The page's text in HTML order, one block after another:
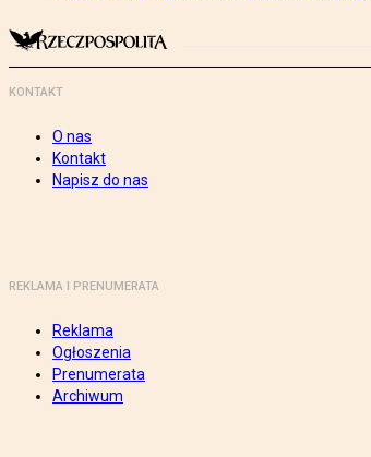
KONTAKT
O nas
Kontakt
Napisz do nas
REKLAMA I PRENUMERATA
Reklama
Ogłoszenia
Prenumerata
Archiwum